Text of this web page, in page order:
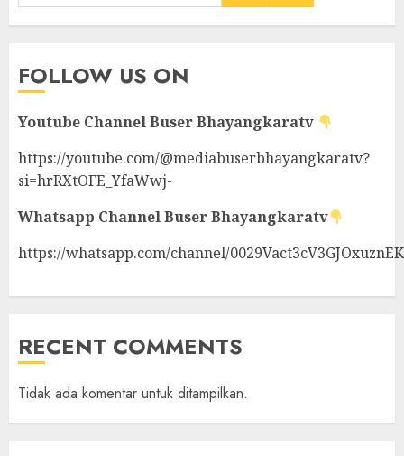
FOLLOW US ON
Youtube ChannelBuser Bhayangkaratv
https://youtube.com/@mediabuserbhayangkaratv?
si=hrRXtOFE_YfaWwj-
Whatsapp ChannelBuser Bhayangkaratv
https://whatsapp.com/channel/
RECENT COMMENTS
Tidak ada komentar untuk ditampilkan.